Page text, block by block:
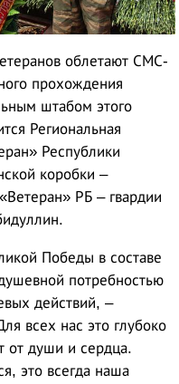
облетают СМС-
прохождения
штабом этого
Региональная
Республики
коробки –
РБ – гвардии
Победы в составе
потребностью
действий, –
всех нас это глубоко
от души и сердца.
это всегда наша